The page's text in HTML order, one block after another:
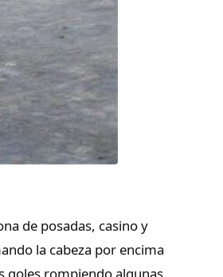
de posadas, casino y
la cabeza por encima